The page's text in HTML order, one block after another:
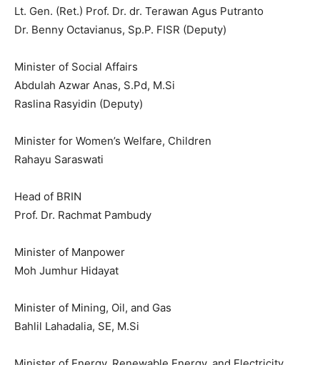
Lt. Gen. (Ret.) Prof. Dr. dr. Terawan Agus Putranto
Dr. Benny Octavianus, Sp.P. FISR (Deputy)
Minister of Social Affairs
Abdulah Azwar Anas, S.Pd, M.Si
Raslina Rasyidin (Deputy)
Minister for Women’s Welfare, Children
Rahayu Saraswati
Head of BRIN
Prof. Dr. Rachmat Pambudy
Minister of Manpower
Moh Jumhur Hidayat
Minister of Mining, Oil, and Gas
Bahlil Lahadalia, SE, M.Si